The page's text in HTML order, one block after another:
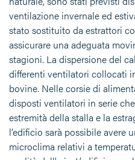
ventilazione invernale ed
stato sostituito da estrattori
assicurare una adeguata
stagioni. La dispersione del
differenti ventilatori collocati
bovine. Nelle corsie di
disposti ventilatori in serie
estremità della stalla e la
l’edificio sarà possibile avere
microclima relativi a